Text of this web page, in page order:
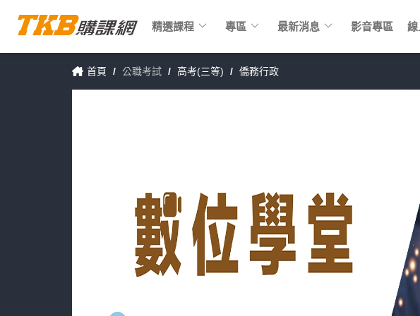
首頁 / 公職考試 / 高考(三等) / 僑務行政
精選課程 keyboard_arrow_down 專區 keyboard_arrow_down 最新消息 keyboard_arrow_down 影音專區